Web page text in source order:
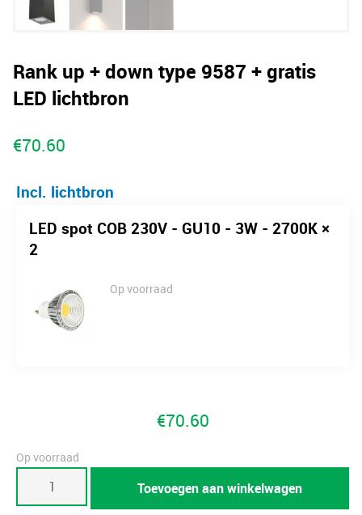
Rank up + down type 9587 + gratis
LED lichtbron
€70.60
Incl. lichtbron
LED spot COB 230V - GU10 - 3W - 2700K ×
2
Op voorraad
€70.60
Op voorraad
Toevoegen aan winkelwagen